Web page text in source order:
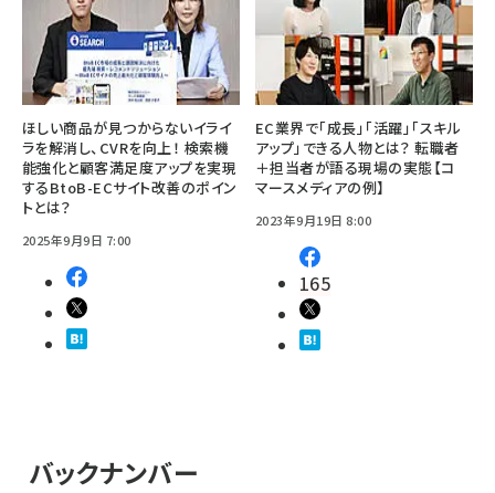
ほしい商品が見つからないイライ
ラを解消し、CVRを向上！ 検索機
能強化と顧客満足度アップを実現
するBtoB-ECサイト改善のポイン
トとは？
2025年9月9日 7:00
EC業界で「成長」「活躍」「スキル
アップ」できる人物とは？ 転職者
＋担当者が語る現場の実態【コ
マースメディアの例】
2023年9月19日 8:00
165
バックナンバー